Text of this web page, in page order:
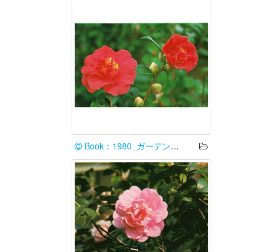
Book：1980_ガーデンライフ編集部